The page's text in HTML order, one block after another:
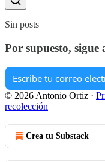
Sin posts
Por supuesto, sigue
© 2026 Antonio Ortiz ·
recolección
Crea tu Substack